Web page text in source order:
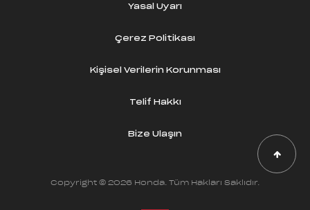
Yasal Uyarı
Çerez Politikası
Kişisel Verilerin Korunması
Telif Hakkı
Bize Ulaşın
Copyright © 2026 Honda. Tüm Hakları Saklıdır.